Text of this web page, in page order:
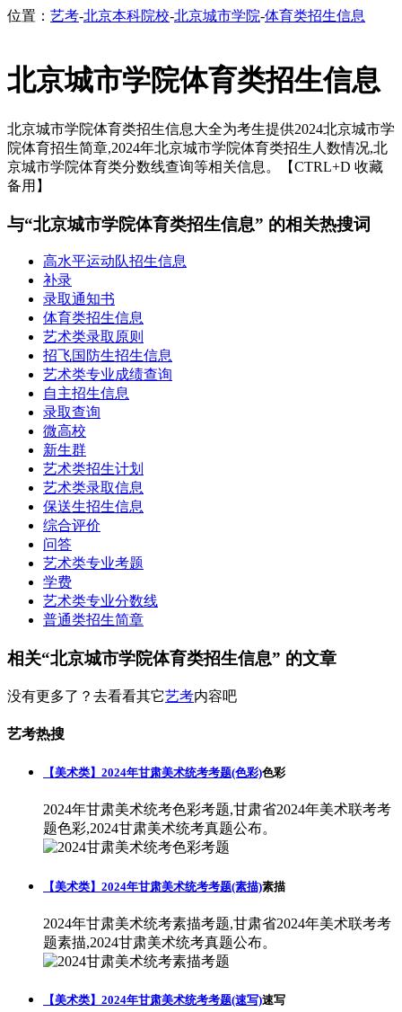
位置： 艺考-北京本科院校-北京城市学院-体育类招生信息
北京城市学院体育类招生信息
北京城市学院体育类招生信息大全为考生提供2024北京城市学
院体育招生简章,2024年北京城市学院体育类招生人数情况,北
京城市学院体育类分数线查询等相关信息。【CTRL+D 收藏
备用】
与“北京城市学院体育类招生信息” 的相关热搜词
高水平运动队招生信息
补录
录取通知书
体育类招生信息
艺术类录取原则
招飞国防生招生信息
艺术类专业成绩查询
自主招生信息
录取查询
微高校
新生群
艺术类招生计划
艺术类录取信息
保送生招生信息
综合评价
问答
艺术类专业考题
学费
艺术类专业分数线
普通类招生简章
相关“北京城市学院体育类招生信息” 的文章
没有更多了？去看看其它艺考内容吧
艺考热搜
【美术类】2024年甘肃美术统考考题(色彩)色彩
2024年甘肃美术统考色彩考题,甘肃省2024年美术联考考
题色彩,2024甘肃美术统考真题公布。
【美术类】2024年甘肃美术统考考题(素描)素描
2024年甘肃美术统考素描考题,甘肃省2024年美术联考考
题素描,2024甘肃美术统考真题公布。
【美术类】2024年甘肃美术统考考题(速写)速写